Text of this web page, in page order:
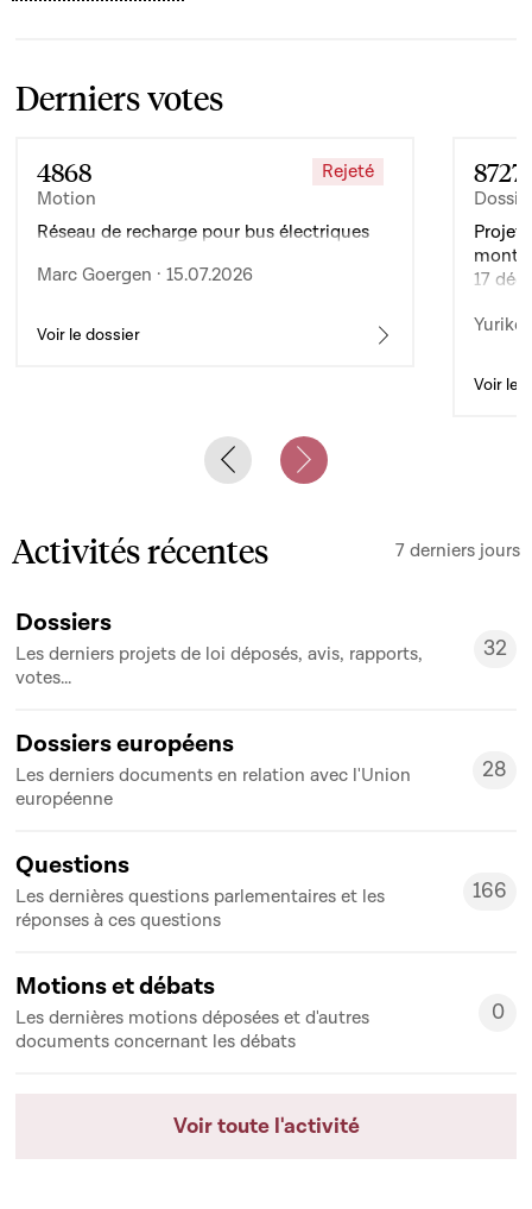
Derniers votes
4868
Motion
Rejeté
Réseau de recharge pour bus électriques
Marc Goergen · 15.07.2026
Voir le dossier
8727
Projet
17
Yuriko
Voir le
Previous slideNext slide
Activités récentes 7 derniers jours
Dossiers
Les derniers projets de loi déposés, avis, rapports,
votes...
32
32
Dossiers européens
Les derniers documents en relation avec l'Union
européenne
28
28
Questions
Les dernières questions parlementaires et les
réponses à ces questions
166
166
Motions et débats
Les dernières motions déposées et d'autres
documents concernant les débats
0
0
Voir toute l'activité